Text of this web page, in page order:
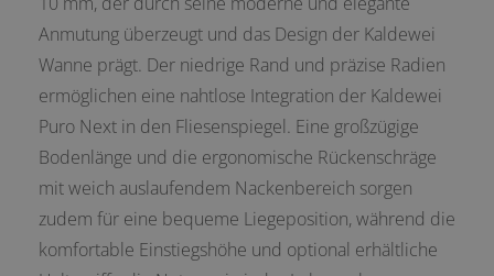
Anmutung überzeugt und das Design der Kaldewei
Wanne prägt. Der niedrige Rand und präzise Radien
ermöglichen eine nahtlose Integration der Kaldewei
Puro Next in den Fliesenspiegel. Eine großzügige
Bodenlänge und die ergonomische Rückenschräge
mit weich auslaufendem Nackenbereich sorgen
zudem für eine bequeme Liegeposition, während die
komfortable Einstiegshöhe und optional erhältliche